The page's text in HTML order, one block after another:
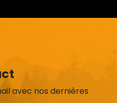
avec nos dernières